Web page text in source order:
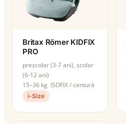
Britax Römer KIDFIX
PRO
preșcolar (3-7 ani), școlar
(6-12 ani)
15–36 kg ISOFIX / centură
i-Size